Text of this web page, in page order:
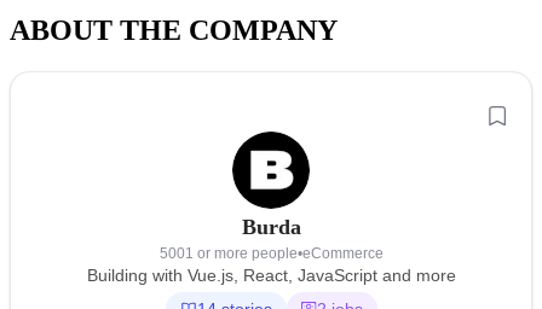
ABOUT THE COMPANY
Burda
5001 or more people•eCommerce
Building with Vue.js, React, JavaScript and more